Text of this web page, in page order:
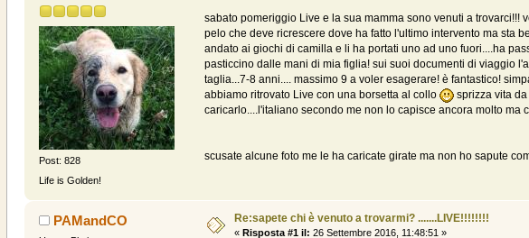
Post: 828
Life is Golden!
sabato pomeriggio Live e la sua mamma sono venuti a
pelo che deve ricrescere dove ha fatto l'ultimo intervento ma sta
andato ai giochi di camilla e li ha portati uno ad uno fuori....ha
pasticcino dalle mani di mia figlia! sui suoi documenti di viaggio
taglia...7-8 anni.... massimo 9 a voler esagerare! è fantastico!
abbiamo ritrovato Live con una borsetta al collo
sprizza vita
caricarlo....l'italiano secondo me non lo capisce ancora molto
scusate alcune foto me le ha caricate girate ma non ho sapute
PAMandCO Re:sapete chi è venuto a trovarmi? .......LIVE!!!!!!!!
« Risposta #1 il: 26 Settembre 2016, 11:48:51 »